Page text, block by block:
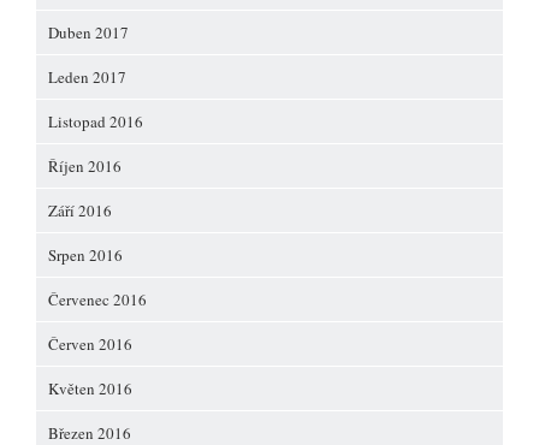
Duben 2017
Leden 2017
Listopad 2016
Říjen 2016
Září 2016
Srpen 2016
Červenec 2016
Červen 2016
Květen 2016
Březen 2016